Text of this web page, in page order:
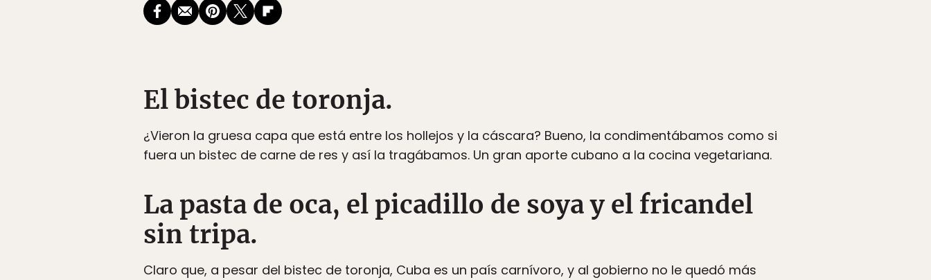
El bistec de toronja.
¿Vieron la gruesa capa que está entre los hollejos y la cáscara? Bueno, la condimentábamos como si
fuera un bistec de carne de res y así la tragábamos. Un gran aporte cubano a la cocina vegetariana.
La pasta de oca, el picadillo de soya y el fricandel
sin tripa.
Claro que, a pesar del bistec de toronja, Cuba es un país carnívoro, y al gobierno no le quedó más